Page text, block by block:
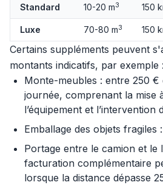
Standard 10-20 m3 150
Luxe 70-80 m3 150
Certains suppléments peuvent
montants indicatifs, par exemple :
Monte-meubles : entre 250
journée, comprenant la mise
l’équipement et l’intervention
Emballage des objets fragiles
Portage entre le camion et le
facturation complémentaire
lorsque la distance dépasse